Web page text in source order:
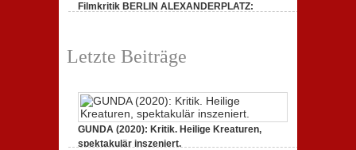
dreht
durch
Filmkritik BERLIN ALEXANDERPLATZ:
Letzte Beiträge
GUNDA (2020): Kritik. Heilige Kreaturen,
spektakulär inszeniert.